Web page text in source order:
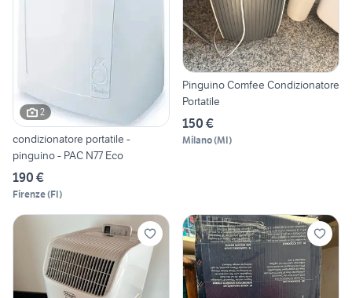
2
condizionatore portatile -
pinguino - PAC N77 Eco
190 €
Firenze(FI)
Pinguino Comfee Condizionatore
Portatile
150 €
Milano(MI)